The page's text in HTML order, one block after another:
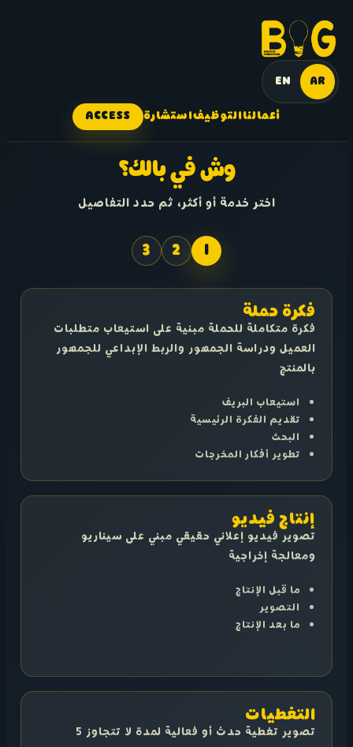
AR
EN
أعمالناالتوظيفاستشارة ACCESS
وش في بالك؟
اختر خدمة أو أكثر، ثم حدد التفاصيل
1
2
3
فكرة حملة
فكرة متكاملة للحملة مبنية على استيعاب متطلبات
العميل ودراسة الجمهور والربط الإبداعي للجمهور
بالمنتج
استيعاب البريف
تقديم الفكرة الرئيسية
البحث
تطوير أفكار المخرجات
إنتاج فيديو
تصوير فيديو إعلاني حقيقي مبني على سيناريو
ومعالجة إخراجية
ما قبل الإنتاج
التصوير
ما بعد الإنتاج
التغطيات
تصوير تغطية حدث أو فعالية لمدة لا تتجاوز 5